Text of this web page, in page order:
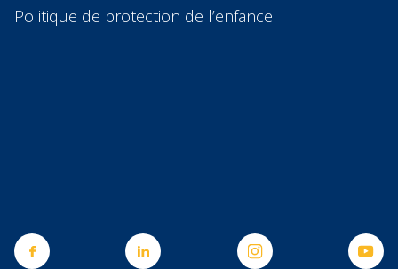
Politique de protection de l’enfance